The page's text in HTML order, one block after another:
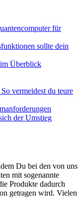
für
sollte dein
Überblick
vermeidest du teure
der Umstieg
Du bei den von uns
mit sogenannte
Produkte dadurch
getragen wird. Vielen